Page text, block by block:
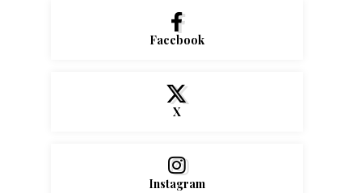
Facebook
X
Instagram